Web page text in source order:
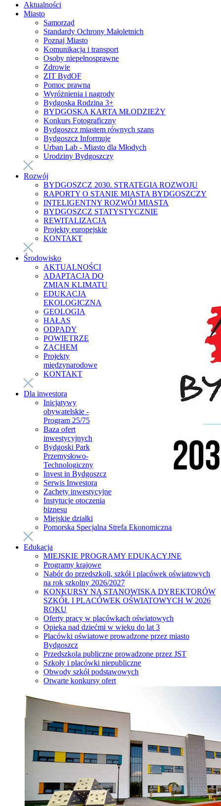
Aktualności
Miasto
Samorząd
Standardy Ochrony Małoletnich
Poznaj Miasto
Komunikacja i transport
Osoby niepełnosprawne
Zdrowie
ZIT BydOF
Pomoc prawna
Wyróżnienia i nagrody
Bydgoska Rodzina 3+
BYDGOSKA KARTA MŁODZIEŻY
Konkurs Fotograficzny
Bydgoszcz miastem równych szans
Bydgoszcz Informuje
Urban Lab - Miasto dla Młodych
Urodziny Bydgoszczy
Rozwój
BYDGOSZCZ 2030. STRATEGIA ROZWOJU
RAPORTY O STANIE MIASTA BYDGOSZCZY
INTELIGENTNY ROZWÓJ MIASTA
BYDGOSZCZ STATYSTYCZNIE
REWITALIZACJA
Projekty europejskie
KONTAKT
Środowisko
AKTUALNOŚCI
ADAPTACJA DO
ZMIAN KLIMATU
EDUKACJA
EKOLOGICZNA
GEOLOGIA
HAŁAS
ODPADY
POWIETRZE
ZACHEM
Projekty
międzynarodowe
KONTAKT
Dla inwestora
Inicjatywy
obywatelskie -
Program 25/75
Baza ofert
inwestycyjnych
Bydgoski Park
Przemysłowo-
Technologiczny
Invest in Bydgoszcz
Serwis Inwestora
Zachęty inwestycyjne
Instytucje otoczenia
biznesu
Miejskie działki
Pomorska Specjalna Strefa Ekonomiczna
Edukacja
MIEJSKIE PROGRAMY EDUKACYJNE
Programy krajowe
Nabór do przedszkoli, szkół i placówek oświatowych
na rok szkolny 2026/2027
KONKURSY NA STANOWISKA DYREKTORÓW
SZKÓŁ I PLACÓWEK OŚWIATOWYCH W 2026
ROKU
Oferty pracy w placówkach oświatowych
Opieka nad dziećmi w wieku do lat 3
Placówki oświatowe prowadzone przez miasto
Bydgoszcz
Przedszkola publiczne prowadzone przez JST
Szkoły i placówki niepubliczne
Obwody szkół podstawowych
Otwarte konkursy ofert